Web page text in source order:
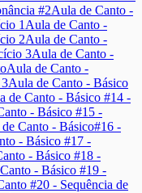
#2Aula de Canto -
1 Aula de Canto -
2Aula de Canto -
3Aula de Canto -
Aula de Canto -
Aula de Canto - Básico
de Canto - Básico #14 -
- Básico #15 -
Canto - Básico#16 -
- Básico #17 -
- Básico #18 -
- Básico #19 -
#20 - Sequência de